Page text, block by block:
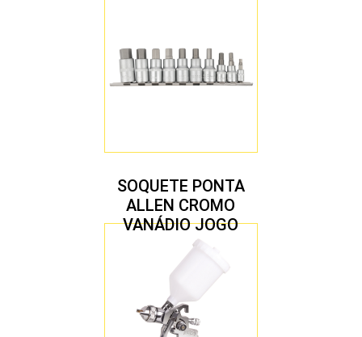
SOQUETE PONTA
ALLEN CROMO
VANÁDIO JOGO
COM 10 PEÇAS